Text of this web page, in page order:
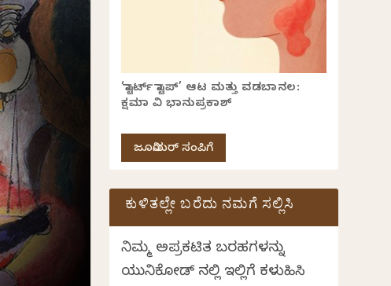
‘ಸ್ಟಾರ್ಟ್ ಸ್ಟಾಪ್’ ಆಟ ಮತ್ತು ವಡಬಾನಲ:
ಕ್ಷಮಾ ವಿ ಭಾನುಪ್ರಕಾಶ್
ಜೂನಿಯರ್ ಸಂಪಿಗೆ
ಕುಳಿತಲ್ಲೇ ಬರೆದು ನಮಗೆ ಸಲ್ಲಿಸಿ
ನಿಮ್ಮ ಅಪ್ರಕಟಿತ ಬರಹಗಳನ್ನು
ಯುನಿಕೋಡ್ ನಲ್ಲಿ ಇಲ್ಲಿಗೆ ಕಳುಹಿಸಿ